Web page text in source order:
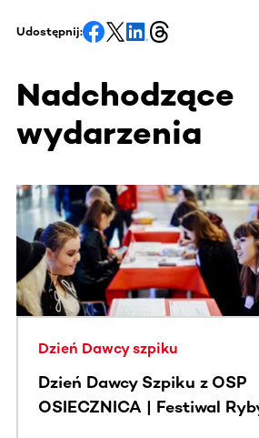
Udostępnij:
Nadchodzące
wydarzenia
Ta sekcja zawiera treści
Dzień Dawcy szpiku
Dzień Dawcy Szpiku z OSP
OSIECZNICA | Festiwal